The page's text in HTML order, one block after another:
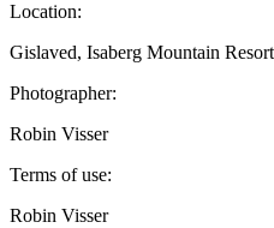
Location:
Gislaved, Isaberg Mountain Resort
Photographer:
Robin Visser
Terms of use:
Robin Visser